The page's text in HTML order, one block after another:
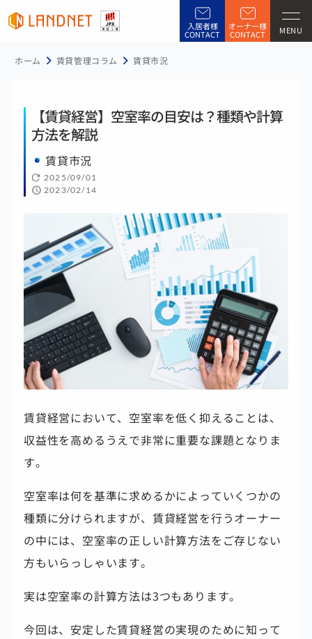
入居者様
CONTACT
オーナー様
CONTACT MENU
ホーム 賃貸管理コラム 賃貸市況
【賃貸経営】空室率の目安は？種類や計算
方法を解説
賃貸市況
2025/09/01
2023/02/14
賃貸経営において、空室率を低く抑えることは、
収益性を高めるうえで非常に重要な課題となりま
す。
空室率は何を基準に求めるかによっていくつかの
種類に分けられますが、賃貸経営を行うオーナー
の中には、空室率の正しい計算方法をご存じない
方もいらっしゃいます。
実は空室率の計算方法は3つもあります。
今回は、安定した賃貸経営の実現のために知って